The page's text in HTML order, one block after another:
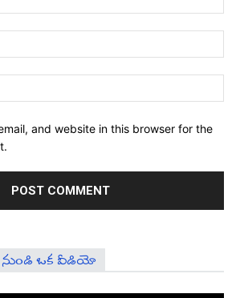
and website in this browser for the
ఒక వీడియో